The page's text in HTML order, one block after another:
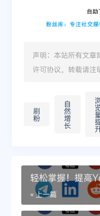
声明：本站所有文章
许可协议。转载请注
刷
粉
自
然
增
长
轻松掌握！提高
« 上一篇